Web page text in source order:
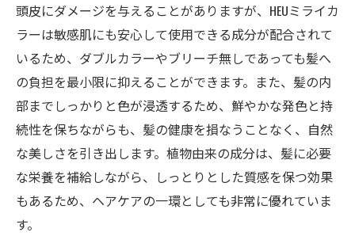
頭皮にダメージを与えることがありますが、HEUミライカ
ラーは敏感肌にも安心して使用できる成分が配合されて
いるため、ダブルカラーやブリーチ無しであっても髪へ
の負担を最小限に抑えることができます。また、髪の内
部までしっかりと色が浸透するため、鮮やかな発色と持
続性を保ちながらも、髪の健康を損なうことなく、自然
な美しさを引き出します。植物由来の成分は、髪に必要
な栄養を補給しながら、しっとりとした質感を保つ効果
もあるため、ヘアケアの一環としても非常に優れていま
す。